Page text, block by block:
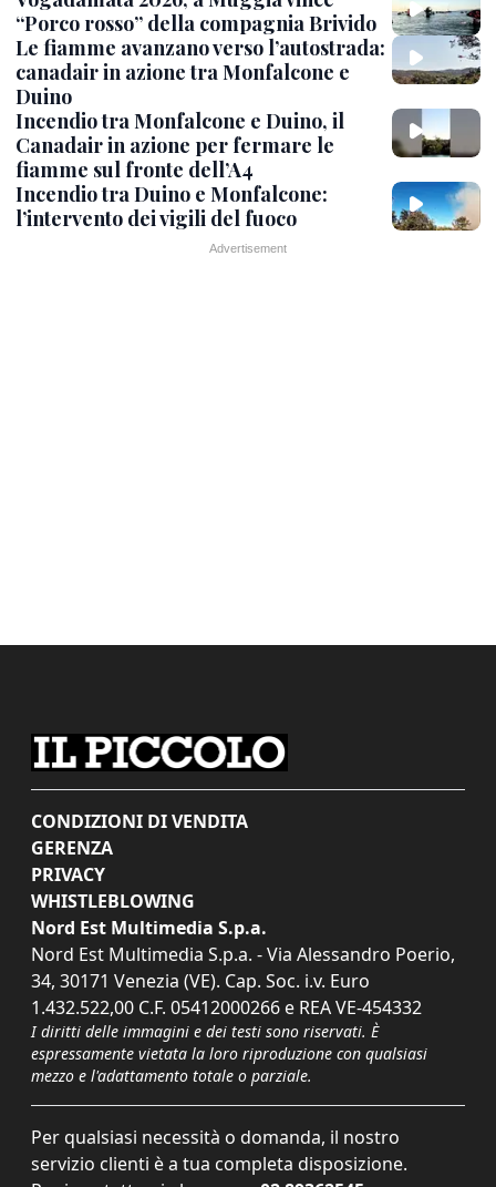
“Porco rosso” della compagnia Brivido
Le fiamme avanzano verso l’autostrada:
canadair in azione tra Monfalcone e
Duino
Incendio tra Monfalcone e Duino, il
Canadair in azione per fermare le
fiamme sul fronte dell’A4
Incendio tra Duino e Monfalcone:
l’intervento dei vigili del fuoco
CONDIZIONI DI VENDITA
GERENZA
PRIVACY
WHISTLEBLOWING
Nord Est Multimedia S.p.a.
Nord Est Multimedia S.p.a. - Via Alessandro Poerio,
34, 30171 Venezia (VE). Cap. Soc. i.v. Euro
1.432.522,00 C.F. 05412000266 e REA VE-454332
I diritti delle immagini e dei testi sono riservati. È
espressamente vietata la loro riproduzione con qualsiasi
mezzo e l'adattamento totale o parziale.
Per qualsiasi necessità o domanda, il nostro
servizio clienti è a tua completa disposizione.